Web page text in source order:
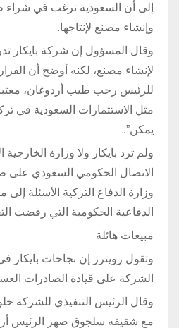
إلى أن السعودية ترغب في
وإنشاء مصنع لإنتاجها.
وقال المسؤول إن شركة بايكار
لإنشاء مصنع، لكنه أوضح أن
للرئيس رجب طيب أردوغان،
مثل الاستثمارات السعودية في
يمكن”.
ولم ترد بايكار ولا وزارة الخارجية
الاتصال الحكومي السعودي على
وزارة الدفاع التركية الأسئلة
الدفاعية الحكومية التي رفضت
مبيعات هائلة
وتقول رويترز إن نجاحات
الشركة على قيادة الصادرات
وقال الرئيس التنفيذي للشركة
مع شقيقه سلجوق صهر الرئيس